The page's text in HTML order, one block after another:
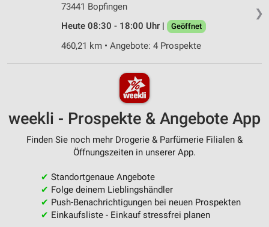
❯
73441 Bopfingen
Heute 08:30 - 18:00 Uhr |
Geöffnet
460,21 km • Angebote: 4 Prospekte
weekli - Prospekte & Angebote App
Finden Sie noch mehr Drogerie & Parfümerie Filialen &
Öffnungszeiten in unserer App.
✔ Standortgenaue Angebote
✔ Folge deinem Lieblingshändler
✔ Push-Benachrichtigungen bei neuen Prospekten
✔ Einkaufsliste - Einkauf stressfrei planen